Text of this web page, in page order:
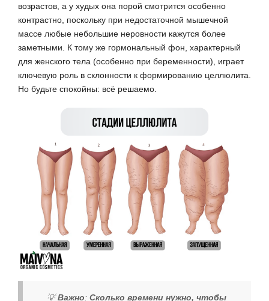
возрастов, а у худых она порой смотрится особенно
контрастно, поскольку при недостаточной мышечной
массе любые небольшие неровности кажутся более
заметными. К тому же гормональный фон, характерный
для женского тела (особенно при беременности), играет
ключевую роль в склонности к формированию целлюлита.
Но будьте спокойны: всё решаемо.
💡Важно: Сколько времени нужно, чтобы